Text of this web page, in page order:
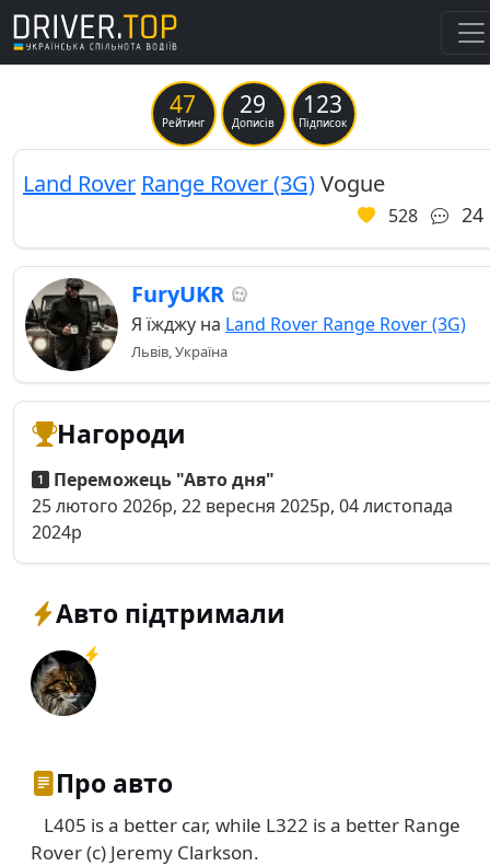
47
Рейтинг
29
Дописів
123
Підписок
Land Rover Range Rover (3G)Vogue
528 24
FuryUKR
Я їжджу на Land Rover Range Rover (3G)
Львів, Україна
Нагороди
Переможець "Авто дня"
25 лютого 2026р, 22 вересня 2025р, 04 листопада
2024р
Авто підтримали
Про авто
L405 is a better car, while L322 is a better Range
Rover (c) Jeremy Clarkson.